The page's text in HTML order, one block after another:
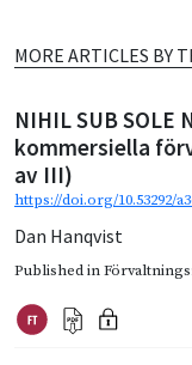
MORE ARTICLES BY
NIHIL SUB SOLE
kommersiella
av III)
https://doi.org/10.53292/
Dan Hanqvist
Published in